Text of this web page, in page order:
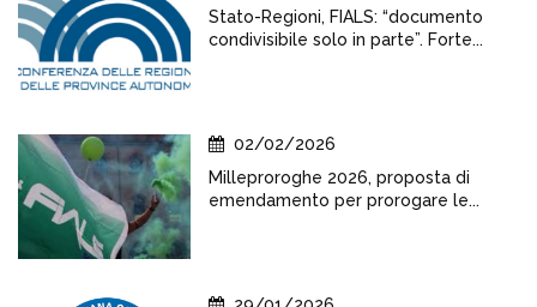
Stato-Regioni, FIALS: “documento
condivisibile solo in parte”. Forte...
02/02/2026
Milleproroghe 2026, proposta di
emendamento per prorogare le...